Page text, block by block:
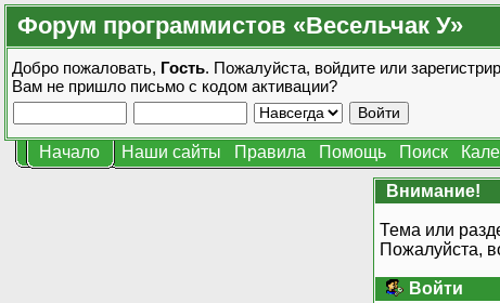
Форум программистов «Весельчак У»
Добро пожаловать, Гость. Пожалуйста, войдите или
Вам не пришло письмо с кодом активации?
Начало Наши сайты Правила Помощь Поиск
Внимание!
Тема или
Пожалуйста,
Войти